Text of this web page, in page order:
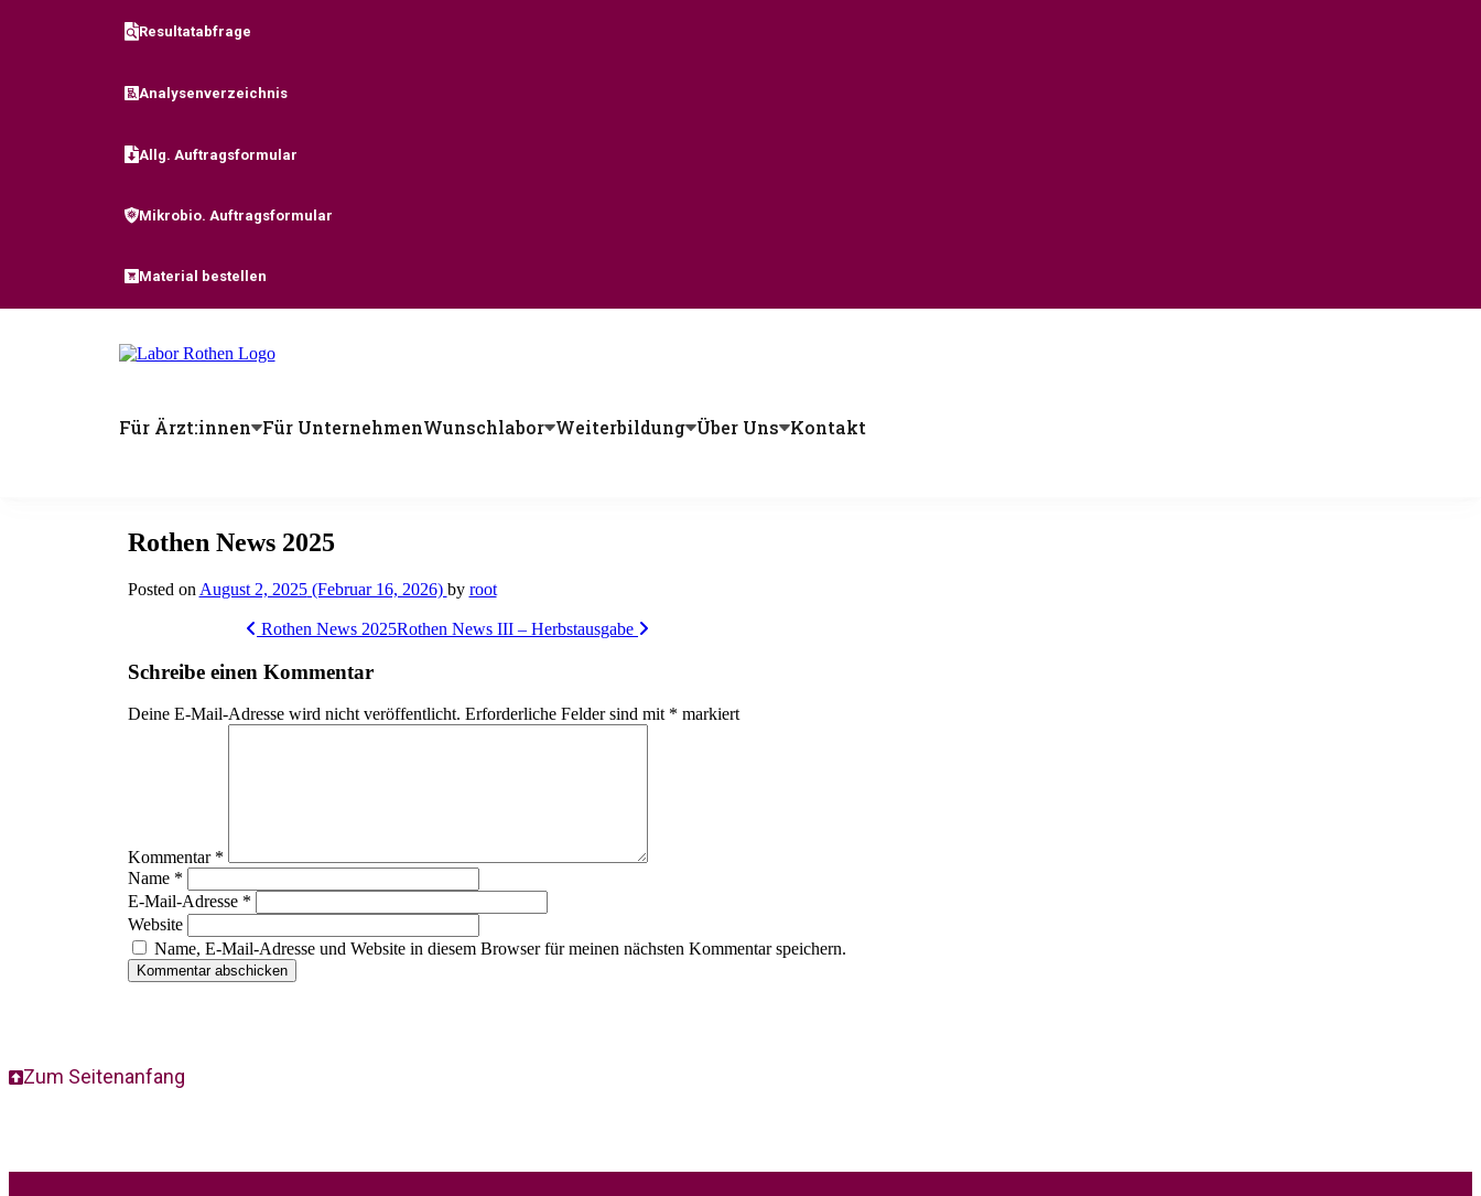
Resultatabfrage
Analysenverzeichnis
Allg. Auftragsformular
Mikrobio. Auftragsformular
Material bestellen
Für Ärzt:innen Für UnternehmenWunschlabor Weiterbildung Über Uns Kontakt
Rothen News 2025
Posted on August 2, 2025(Februar 16, 2026) by root
Post
navigation
Rothen News 2025Rothen News III – Herbstausgabe
Schreibe einen Kommentar
Deine E-Mail-Adresse wird nicht veröffentlicht. Erforderliche Felder sind mit * markiert
Kommentar *
Name *
E-Mail-Adresse *
Website
Name, E-Mail-Adresse und Website in diesem Browser für meinen nächsten Kommentar speichern.
Zum Seitenanfang